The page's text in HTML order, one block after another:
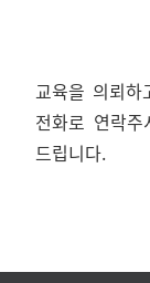
교육을 의뢰
전화로 연락
드립니다.